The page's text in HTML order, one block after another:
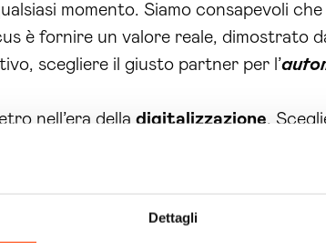
Dettagli
momento. Siamo consapevoli che
è fornire un valore reale, dimostrato
scegliere il giusto partner per l’
nell’era della digitalizzazione.
e innovazione. Ogni giorno che
Contattaci oggi stesso per una
oltre, il momento di agire è adesso!